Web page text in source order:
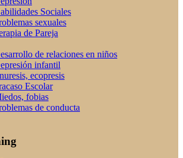
Sociales
sexuales
de Pareja
de relaciones en niños
infantil
ecopresis
Escolar
fobias
de conducta